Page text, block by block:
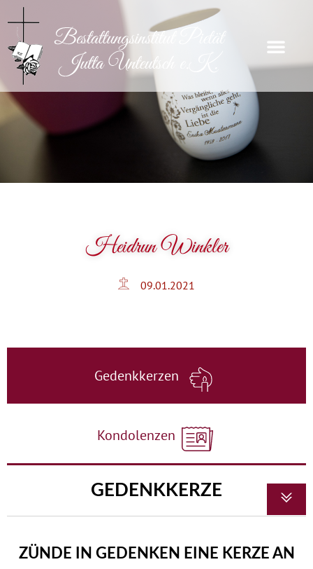
Heidrun Winkler
09.01.2021
Gedenkkerzen
Kondolenzen
GEDENKKERZE
ZÜNDE IN GEDENKEN EINE KERZE AN